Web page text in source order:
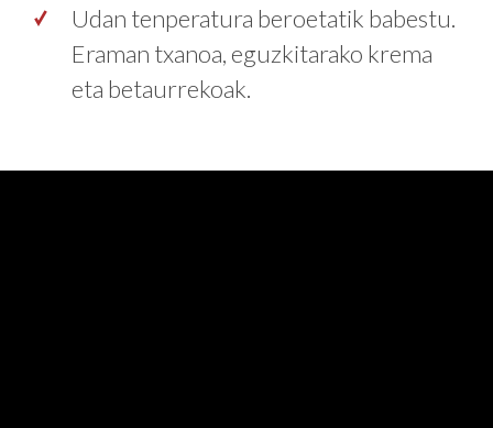
Udan tenperatura beroetatik babestu.
Eraman txanoa, eguzkitarako krema
eta betaurrekoak.